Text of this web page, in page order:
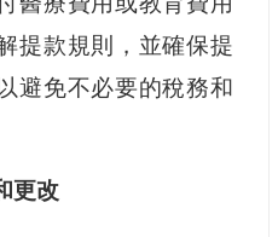
提款規則，並確保提
避免不必要的稅務和
更改